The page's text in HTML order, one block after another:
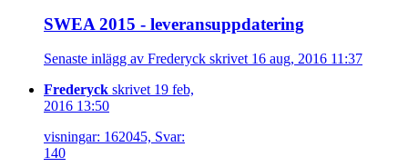
SWEA 2015 - leveransuppdatering
Senaste inlägg av Frederyck skrivet 16 aug, 2016 11:37
Frederyck skrivet 19 feb,
2016 13:50
visningar: 162045, Svar:
140